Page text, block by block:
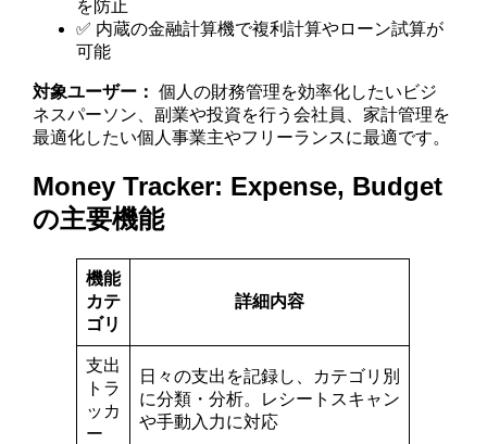
を防止
✅ 内蔵の金融計算機で複利計算やローン試算が
可能
対象ユーザー： 個人の財務管理を効率化したいビジ
ネスパーソン、副業や投資を行う会社員、家計管理を
最適化したい個人事業主やフリーランスに最適です。
Money Tracker: Expense, Budget
の主要機能
機能
カテ
ゴリ
詳細内容
支出
トラ
ッカ
ー
日々の支出を記録し、カテゴリ別
に分類・分析。レシートスキャン
や手動入力に対応